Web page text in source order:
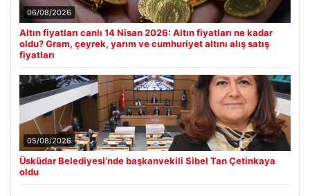
06/08/2026
Altın fiyatları canlı 14 Nisan 2026: Altın fiyatları ne kadar
oldu? Gram, çeyrek, yarım ve cumhuriyet altını alış satış
fiyatları
05/08/2026
Üsküdar Belediyesi’nde başkanvekili Sibel Tan Çetinkaya
oldu